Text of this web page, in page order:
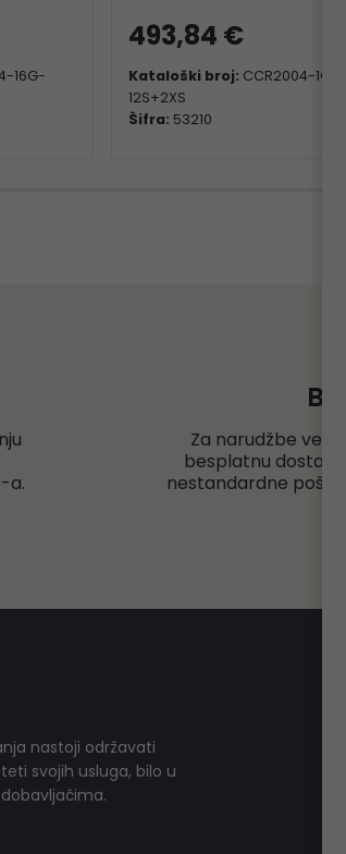
16G-
493,84 €
Kataloški broj: CCR2004-1G-
12S+2XS
Šifra: 53210
a.
Za narudžbe
besplatnu dostavu
nestandardne
nastoji održavati
svojih usluga, bilo u